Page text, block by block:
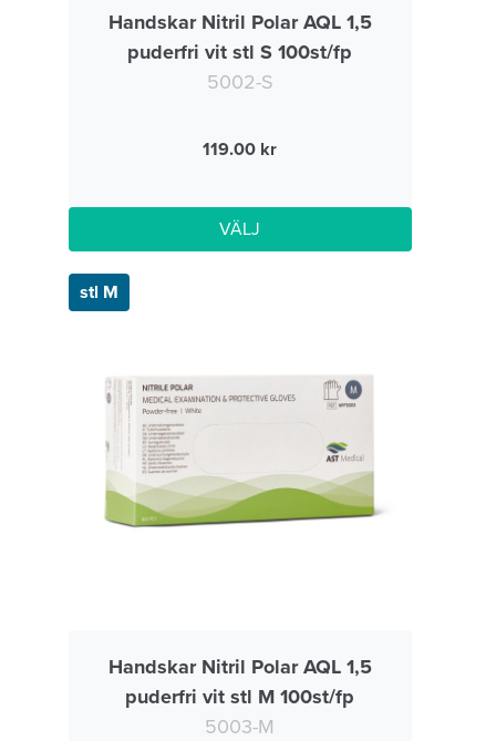
Handskar Nitril Polar AQL 1,5
puderfri vit stl S 100st/fp
5002-S
119.00
VÄLJ
stl M
Handskar Nitril Polar AQL 1,5
puderfri vit stl M 100st/fp
5003-M